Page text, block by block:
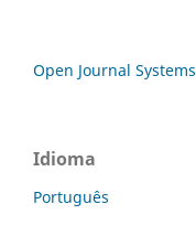
Open Journal Systems
Idioma
Português